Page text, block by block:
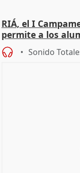
RIÁ, el I
permite a los
piel"
Sonido